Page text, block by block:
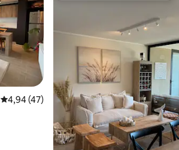
Calificación promedio: 4,94 de 5. 47
4,94 (47)